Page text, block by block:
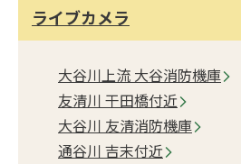
ライブカメラ
大谷川上流 大谷消防機庫
友清川 干田橋付近
大谷川 友清消防機庫
通谷川 吉末付近